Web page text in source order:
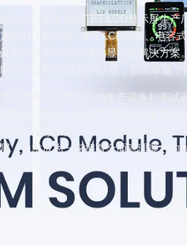
泓彩是中国专业的TFT LCD显示屏生产
定制TFT显示屏、IPS LCD屏幕、电容
及高亮度TFT LCD液晶显示屏解决方案
我们拥有先进的全自动生产设备和测试
靠性。泓彩致力于TFT LCD显示屏的工
展，力求成为一家拥有全面管理能力的